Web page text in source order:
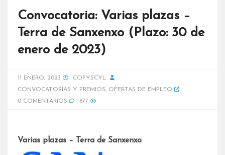
Convocatoria: Varias plazas –
Terra de Sanxenxo (Plazo: 30 de
enero de 2023)
11 ENERO, 2023
COPYSCYL
CONVOCATORIAS Y PREMIOS, OFERTAS DE EMPLEO
0 COMENTARIOS
677
Varias plazas – Terra de Sanxenxo